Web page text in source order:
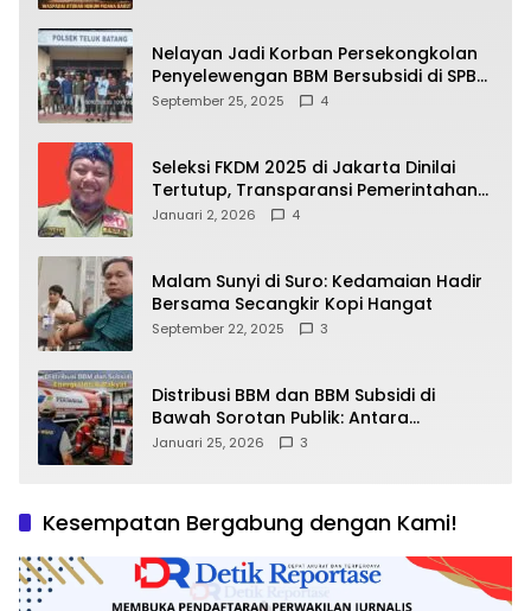
Nelayan Jadi Korban Persekongkolan
Penyelewengan BBM Bersubsidi di SPBU
64.78809 Teluk Batang
September 25, 2025 4
Seleksi FKDM 2025 di Jakarta Dinilai
Tertutup, Transparansi Pemerintahan
Pramono–Rano Dipertanyakan
Januari 2, 2026 4
Malam Sunyi di Suro: Kedamaian Hadir
Bersama Secangkir Kopi Hangat
September 22, 2025 3
Distribusi BBM dan BBM Subsidi di
Bawah Sorotan Publik: Antara
Kepentingan Negara, Hak Konsumen,
Januari 25, 2026 3
Kesempatan Bergabung dengan Kami!